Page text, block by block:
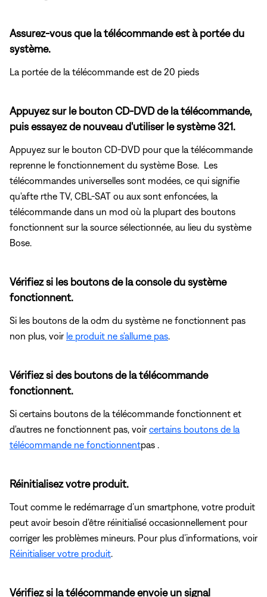
Assurez-vous que la télécommande est à portée du
système.
La portée de la télécommande est de 20 pieds
Appuyez sur le bouton CD-DVD de la télécommande,
puis essayez de nouveau d'utiliser le système 321.
Appuyez sur le bouton CD-DVD pour que la télécommande
reprenne le fonctionnement du système Bose. Les
télécommandes universelles sont modées, ce qui signifie
qu'afte rthe TV, CBL-SAT ou aux sont enfoncées, la
télécommande dans un mod où la plupart des boutons
fonctionnent sur la source sélectionnée, au lieu du système
Bose.
Vérifiez si les boutons de la console du système
fonctionnent.
Si les boutons de la odm du système ne fonctionnent pas
non plus, voir le produit ne s'allume pas
Vérifiez si des boutons de la télécommande
fonctionnent.
Si certains boutons de la télécommande fonctionnent et
d'autres ne fonctionnent pas, voircertains boutons de la
télécommande ne fonctionnentpas .
Réinitialisez votre produit.
Tout comme le redémarrage d’un smartphone, votre produit
peut avoir besoin d’être réinitialisé occasionnellement pour
corriger les problèmes mineurs. Pour plus d’informations, voir
Réinitialiser votre produit
Vérifiez si la télécommande envoie un signal